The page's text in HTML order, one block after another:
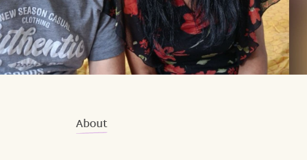
About